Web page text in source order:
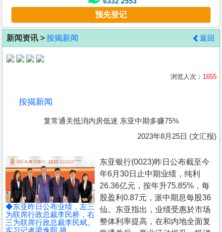
客
地
产
置
业
手
册
预先登记
新闻资讯 > 按揭新闻 返回
浏览人次： 1655
按揭新闻
复常通关抵消内房低迷 东亚中期多赚75%
2023年8月25日 (文汇报)
◆东亚昨日公布业绩，左三
为联席行政总裁李民桥，右
三为联席行政总裁李民斌。
实习记者梁逸熙 摄
东亚银行(0023)昨日公布截至今
年6月30日止中期业绩，纯利
26.36亿元，按年升75.85%，每
股盈利0.87元，派中期息每股36
仙。东亚指出，业绩受惠於市场
整体利率提高，在和内地全面复